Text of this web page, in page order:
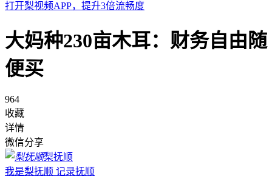
打开梨视频APP，提升3倍流畅度
大妈种230亩木耳：财务自由随
便买
964
收藏
详情
微信分享
梨抚顺
我是梨抚顺 记录抚顺